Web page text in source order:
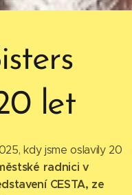
let
kdy jsme oslavily 20
radnici v
CESTA, ze